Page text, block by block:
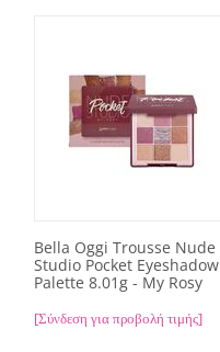
Bella Oggi Trousse Nude
Studio Pocket Eyeshadow
Palette 8.01g - My Rosy
[Σύνδεση για προβολή τιμής]